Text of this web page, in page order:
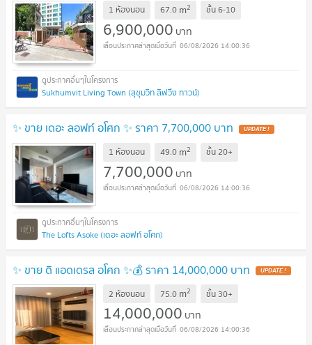
1 ห้องนอน 67.0 m2 ชั้น6-10
6,900,000 บาท
06/08/2026 14:00:36
Sukhumvit Living Town (สุขุมวิท ลิฟวิ่ง ทาวน์)
✨ ขาย เดอะ ลอฟท์ อโศก ✨ ราคา 7,700,000 บาท UPDATE !
1 ห้องนอน 49.0 m2 ชั้น20+
7,700,000 บาท
06/08/2026 14:00:36
The Lofts Asoke (เดอะ ลอฟท์ อโศก)
✨ ขาย ดิ แอดเดรส อโศก ✨💰 ราคา 14,000,000 บาท UPDATE !
2 ห้องนอน 75.0 m2 ชั้น 30+
14,000,000 บาท
06/08/2026 14:00:36